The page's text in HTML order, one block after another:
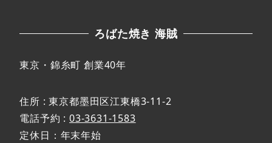
ろばた焼き 海賊
東京・錦糸町 創業40年
住所 : 東京都墨田区江東橋3-11-2
電話予約 : 03-3631-1583
定休日：年末年始